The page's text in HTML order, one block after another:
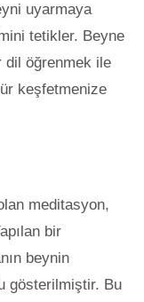
uyarmaya
tetikler. Beyne
dil öğrenmek ile
keşfetmenize
meditasyon,
bir
beynin
gösterilmiştir. Bu